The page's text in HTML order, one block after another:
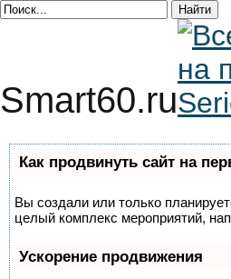
Smart60.ru
Как продвинуть сайт на
Вы создали или только
целый комплекс мероприятий,
Ускорение продвижения